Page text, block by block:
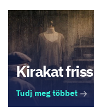
Kirakat
Tudj meg többet